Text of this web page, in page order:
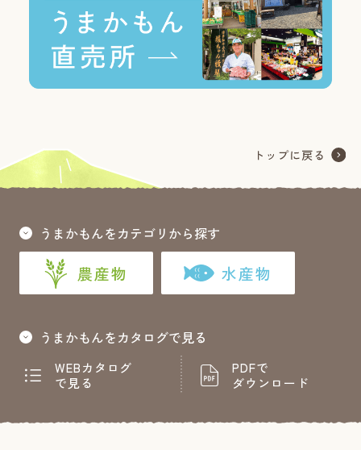
うまかもんをカテゴリから探す
農産物 水産物
うまかもんをカタログで見る
WEBカタログ
で見る
PDFで
ダウンロード